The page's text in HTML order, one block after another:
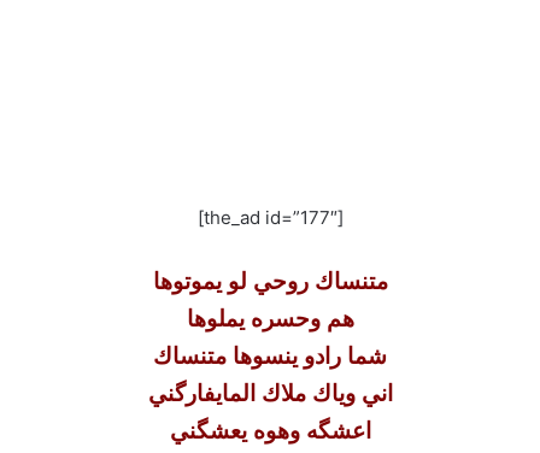
[the_ad id=”177″]
متنساك روحي لو يموتوها
هم وحسره يملوها
شما رادو ينسوها متنساك
اني وياك ملاك المايفارگني
اعشگه وهوه يعشگني